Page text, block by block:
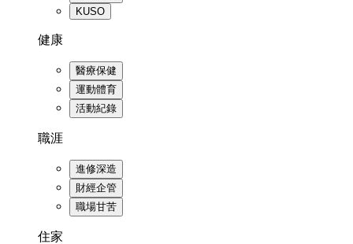
KUSO
健康
醫療保健
運動體育
活動紀錄
職涯
進修深造
財經企管
職場甘苦
住家